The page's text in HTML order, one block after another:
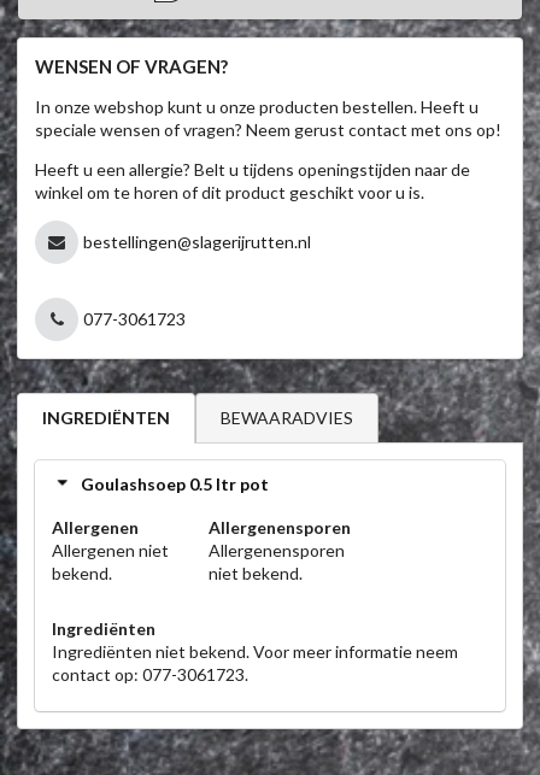
WENSEN OF VRAGEN?
In onze webshop kunt u onze producten bestellen. Heeft u
speciale wensen of vragen? Neem gerust contact met ons op!
Heeft u een allergie? Belt u tijdens openingstijden naar de
winkel om te horen of dit product geschikt voor u is.
bestellingen@slagerijrutten.nl
077-3061723
INGREDIËNTEN BEWAARADVIES
Goulashsoep 0.5 ltr pot
Allergenen
Allergenen niet
bekend.
Allergenensporen
Allergenensporen
niet bekend.
Ingrediënten
Ingrediënten niet bekend. Voor meer informatie neem
contact op: 077-3061723.